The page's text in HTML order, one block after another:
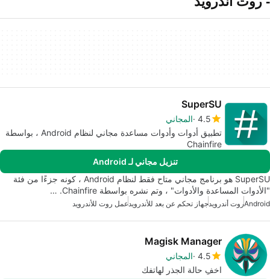
SuperSU
4.5 المجاني
تطبيق أدوات وأدوات مساعدة مجاني لنظام Android ، بواسطة
Chainfire
تنزيل مجاني لـ Android
SuperSU هو برنامج مجاني متاح فقط لنظام Android ، كونه جزءًا من فئة
"الأدوات المساعدة والأدوات" ، وتم نشره بواسطة Chainfire. …
Androidروت أندرويدجهاز تحكم عن بعد للأندرويدعمل روت للأندرويد
Magisk Manager
4.5 المجاني
اخفِ حالة الجذر لهاتفك